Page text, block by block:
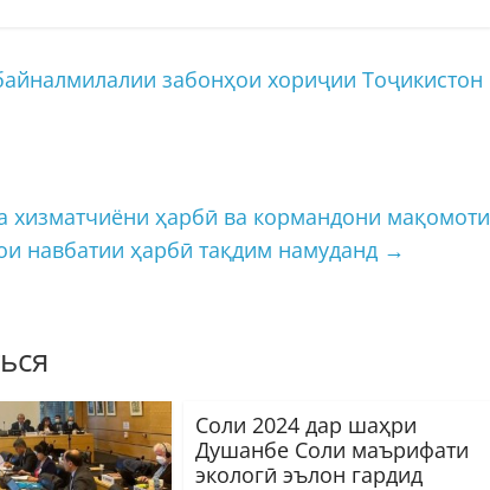
забонҳои хориҷии Тоҷикистон
ҳарбӣ ва кормандони мақомоти
навбатии ҳарбӣ тақдим намуданд →
Соли 2024 дар шаҳри
Душанбе Соли маърифати
экологӣ эълон гардид